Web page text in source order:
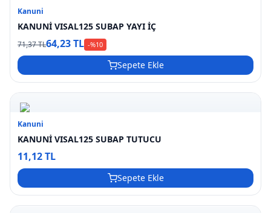
Kanuni
KANUNİ VISAL125 SUBAP YAYI İÇ
71,37 TL64,23 TL -%10
Sepete Ekle
Kanuni
KANUNİ VISAL125 SUBAP TUTUCU
11,12 TL
Sepete Ekle